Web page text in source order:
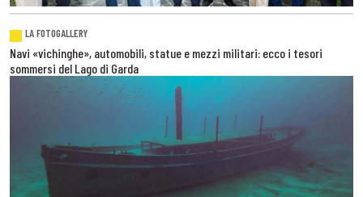
LA FOTOGALLERY
Navi «vichinghe», automobili, statue e mezzi militari: ecco i tesori
sommersi del Lago di Garda